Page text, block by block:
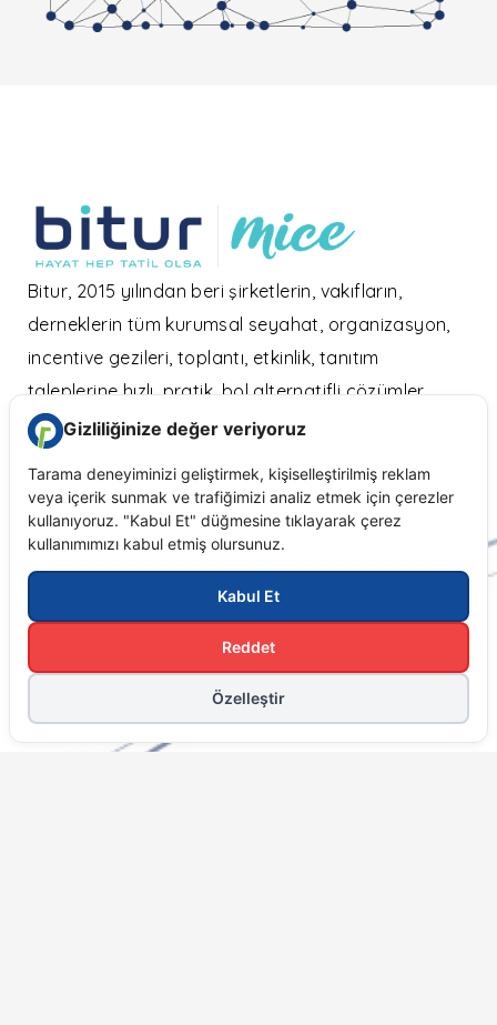
Bitur, 2015 yılından beri şirketlerin, vakıfların,
derneklerin tüm kurumsal seyahat, organizasyon,
incentive gezileri, toplantı, etkinlik, tanıtım
taleplerine hızlı, pratik, bol alternatifli çözümler
sunarak büyüyor.
Kurumsal
Hakkımızda
Değerlerimiz
Kurumsal Hizmetler